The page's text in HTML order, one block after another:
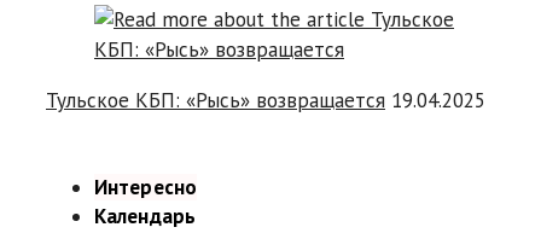
Тульское КБП: «Рысь» возвращается 19.04.2025
Интересно
Календарь